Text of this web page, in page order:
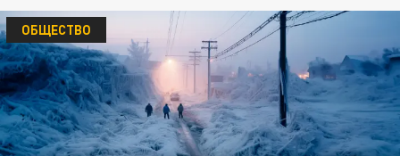
ОБЩЕСТВО